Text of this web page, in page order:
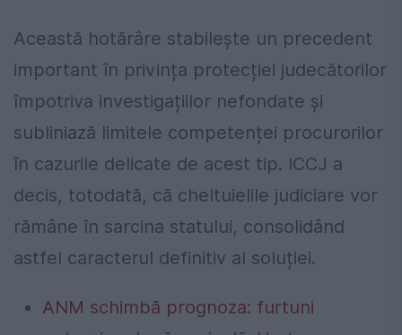
Această hotărâre stabilește un precedent
important în privința protecției judecătorilor
împotriva investigațiilor nefondate și
subliniază limitele competenței procurorilor
în cazurile delicate de acest tip. ICCJ a
decis, totodată, că cheltuielile judiciare vor
rămâne în sarcina statului, consolidând
astfel caracterul definitiv al soluției.
ANM schimbă prognoza: furtuni